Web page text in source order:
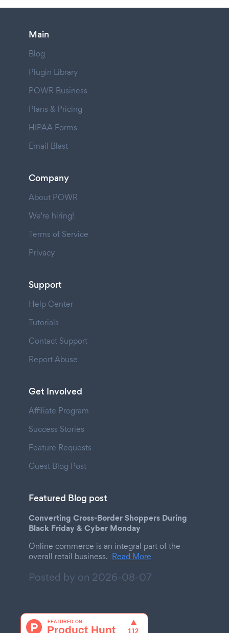
Main
Blog
Plugin Library
POWR Business
Plans & Pricing
HIPAA Forms
Email Blast
Company
About POWR
We're hiring!
Terms of Service
Privacy
Support
Help Center
Tutorials
Contact Support
Report Abuse
Get Involved
Affiliate Program
Success Stories
Feature Requests
Guest Blog Post
Featured Blog post
Converting Cross-Border Shoppers During
Black Friday & Cyber Monday
Online commerce is an integral part of the
overall retail business. Read More
Posted by on 2026-08-07